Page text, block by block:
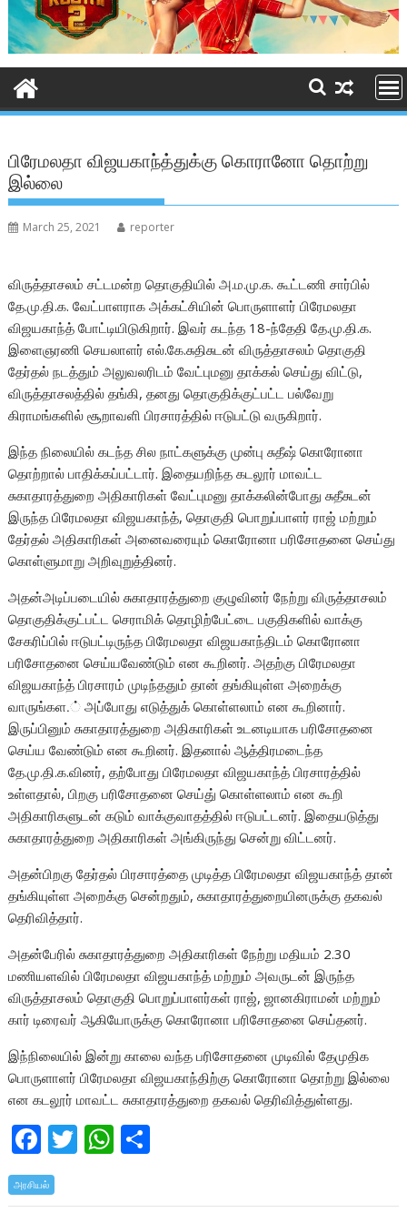
பிரேமலதா விஜயகாந்த்துக்கு கொரானோ தொற்று
இல்லை
March 25, 2021 reporter
விருத்தாசலம் சட்டமன்ற தொகுதியில் அ.ம.மு.க. கூட்டணி சார்பில்
தே.மு.தி.க. வேட்பாளராக அக்கட்சியின் பொருளாளர் பிரேமலதா
விஜயகாந்த் போட்டியிடுகிறார். இவர் கடந்த 18-ந்தேதி தே.மு.தி.க.
இளைஞரணி செயலாளர் எல்.கே.சுதிசுடன் விருத்தாசலம் தொகுதி
தேர்தல் நடத்தும் அலுவலரிடம் வேட்புமனு தாக்கல் செய்து விட்டு,
விருத்தாசலத்தில் தங்கி, தனது தொகுதிக்குட்பட்ட பல்வேறு
கிராமங்களில் சூறாவளி பிரசாரத்தில் ஈடுபட்டு வருகிறார்.
இந்த நிலையில் கடந்த சில நாட்களுக்கு முன்பு சுதீஷ் கொரோனா
தொற்றால் பாதிக்கப்பட்டார். இதையறிந்த கடலூர் மாவட்ட
சுகாதாரத்துறை அதிகாரிகள் வேட்புமனு தாக்கலின்போது சுதீசுடன்
இருந்த பிரேமலதா விஜயகாந்த், தொகுதி பொறுப்பாளர் ராஜ் மற்றும்
தேர்தல் அதிகாரிகள் அனைவரையும் கொரோனா பரிசோதனை செய்து
கொள்ளுமாறு அறிவுறுத்தினர்.
அதன்அடிப்படையில் சுகாதாரத்துறை குழுவினர் நேற்று விருத்தாசலம்
தொகுதிக்குட்பட்ட செராமிக் தொழிற்பேட்டை பகுதிகளில் வாக்கு
சேகரிப்பில் ஈடுபட்டிருந்த பிரேமலதா விஜயகாந்திடம் கொரோனா
பரிசோதனை செய்யவேண்டும் என கூறினர். அதற்கு பிரேமலதா
விஜயகாந்த் பிரசாரம் முடிந்ததும் தான் தங்கியுள்ள அறைக்கு
வாருங்கள.் அப்போது எடுத்துக் கொள்ளலாம் என கூறினார்.
இருப்பினும் சுகாதாரத்துறை அதிகாரிகள் உடனடியாக பரிசோதனை
செய்ய வேண்டும் என கூறினர். இதனால் ஆத்திரமடைந்த
தே.மு.தி.க.வினர், தற்போது பிரேமலதா விஜயகாந்த் பிரசாரத்தில்
உள்ளதால், பிறகு பரிசோதனை செய்து் கொள்ளலாம் என கூறி
அதிகாரிகளுடன் கடும் வாக்குவாதத்தில் ஈடுபட்டனர். இதையடுத்து
சுகாதாரத்துறை அதிகாரிகள் அங்கிருந்து சென்று விட்டனர்.
அதன்பிறகு தேர்தல் பிரசாரத்தை முடித்த பிரேமலதா விஜயகாந்த் தான்
தங்கியுள்ள அறைக்கு சென்றதும், சுகாதாரத்துறையினருக்கு தகவல்
தெரிவித்தார்.
அதன்பேரில் சுகாதாரத்துறை அதிகாரிகள் நேற்று மதியம் 2.30
மணியளவில் பிரேமலதா விஜயகாந்த் மற்றும் அவருடன் இருந்த
விருத்தாசலம் தொகுதி பொறுப்பாளர்கள் ராஜ், ஜானகிராமன் மற்றும்
கார் டிரைவர் ஆகியோருக்கு கொரோனா பரிசோதனை செய்தனர்.
இந்நிலையில் இன்று காலை வந்த பரிசோதனை முடிவில் தேமுதிக
பொருளாளர் பிரேமலதா விஜயகாந்திற்கு கொரோனா தொற்று இல்லை
என கடலூர் மாவட்ட சுகாதாரத்துறை தகவல் தெரிவித்துள்ளது.
F
ac
e
T
itt
W
at ar
அரசியல்